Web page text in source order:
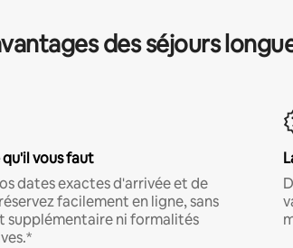
des séjours
vous faut
dates exactes d'arrivée et de
facilement en ligne, sans
supplémentaire ni formalités